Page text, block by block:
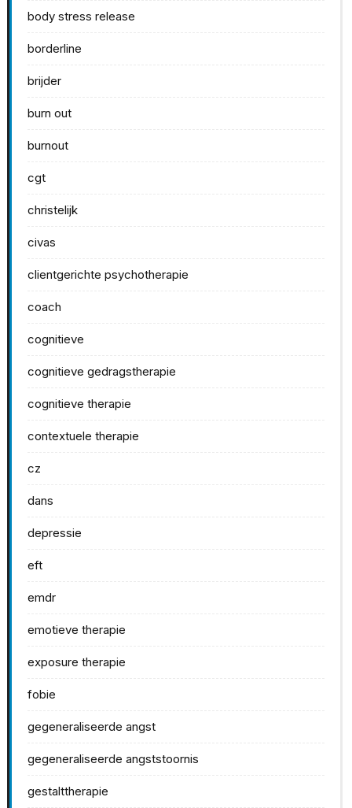
body stress release
borderline
brijder
burn out
burnout
cgt
christelijk
civas
clientgerichte psychotherapie
coach
cognitieve
cognitieve gedragstherapie
cognitieve therapie
contextuele therapie
cz
dans
depressie
eft
emdr
emotieve therapie
exposure therapie
fobie
gegeneraliseerde angst
gegeneraliseerde angststoornis
gestalttherapie